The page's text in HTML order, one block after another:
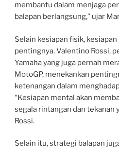
membantu dalam menjaga
balapan berlangsung,” ujar
Selain kesiapan fisik,
pentingnya. Valentino Rossi,
Yamaha yang juga pernah
MotoGP, menekankan
ketenangan dalam
“Kesiapan mental akan
segala rintangan dan tekanan
Rossi.
Selain itu, strategi balapan